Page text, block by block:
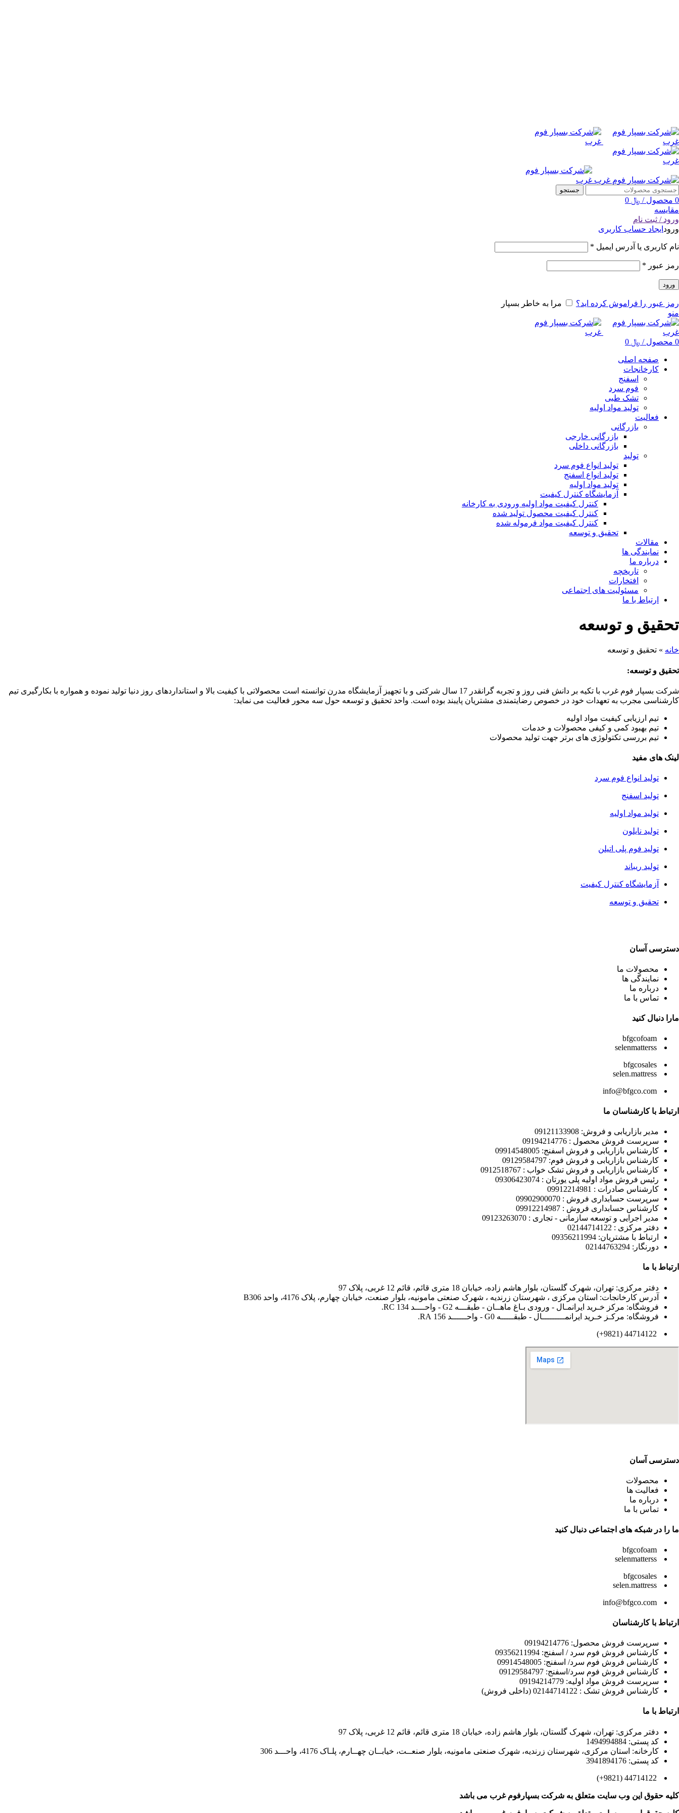
جستجو
0 محصول / ﷼
مقایسه
ورود / ثبت نام
ورود ایجاد حساب کاربری
نام کاربری یا آدرس ایمیل *
رمز عبور *
ورود
رمز عبور را فراموش کرده اید؟
مرا به خاطر بسپار
منو
0 محصول / ﷼
صفحه اصلی
کارخانجات
اسفنج
فوم سرد
تشک طبی
تولید مواد اولیه
فعالیت
بازرگانی
بازرگانی خارجی
بازرگانی داخلی
تولید
تولید انواع فوم سرد
تولید انواع اسفنج
تولید مواد اولیه
آزمایشگاه کنترل کیفیت
کنترل کیفیت مواد اولیه ورودی به کارخانه
کنترل کیفیت محصول تولید شده
کنترل کیفیت مواد فرموله شده
تحقیق و توسعه
مقالات
نمایندگی ها
درباره ما
تاریخچه
افتخارات
مسئولیت های اجتماعی
ارتباط با ما
تحقیق و توسعه
خانه » تحقیق و توسعه
تحقیق و توسعه:
شرکت بسپار فوم غرب با تکیه بر دانش فنی روز و تجربه گرانقدر 17 سال شرکتی و با تجهیز آزمایشگاه مدرن توانسته است محصولاتی با کیفیت بالا و استانداردهای روز دنیا تولید نموده و همواره با بکارگیری تیم
کارشناسی مجرب به تعهدات خود در خصوص رضایتمندی مشتریان پایبند بوده است. واحد تحقیق و توسعه حول سه محور فعالیت می نماید:
تیم ارزیابی کیفیت مواد اولیه
تیم بهبود کمی و کیفی محصولات و خدمات
تیم بررسی تکتولوژی های برتر جهت تولید محصولات
لینک های مفید
تولید انواع فوم سرد
تولید اسفنج
تولید مواد اولیه
تولید نایلون
تولید فوم پلی اتیلن
تولید ریباند
آزمایشگاه کنترل کیفیت
تحقیق و توسعه
دسترسی آسان
محصولات ما
نمایندگی ها
درباره ما
تماس با ما
مارا دنبال کنید
bfgcofoam
selenmatterss
bfgcosales
selen.mattress
info@bfgco.com
ارتباط با کارشناسان ما
مدیر بازاریابی و فروش: 09121133908
سرپرست فروش محصول : 09194214776
کارشناس بازاریابی و فروش اسفنج: 09914548005
کارشناس بازاریابی و فروش فوم: 09129584797
کارشناس بازاریابی و فروش تشک خواب : 0912518767
رئیس فروش مواد اولیه پلی یورتان : 09306423074
کارشناس صادرات : 09912214981
سرپرست حسابداری فروش : 09902900070
کارشناس حسابداری فروش : 09912214987
مدیر اجرایی و توسعه سازمانی - تجاری : 09123263070
دفتر مرکزی : 02144714122
ارتباط با مشتریان: 09356211994
دورنگار: 02144763294
ارتباط با ما
دفتر مرکزی: تهران، شهرک گلستان، بلوار هاشم زاده، خیابان 18 متری قائم، قائم 12 غربی، پلاک 97
آدرس کارخانجات: استان مرکزی ، شهرستان زرندیه ، شهرک صنعتی مامونیه، بلوار صنعت، خیابان چهارم، پلاک 4176، واحد B306
فروشگاه: مرکز خـرید ایرانمـال - ورودی بـاغ ماهــان - طبقـــه G2 - واحــــد 134 RC.
فروشگاه: مرکـز خـرید ایرانمـــــــــال - طبقـــــه G0 - واحــــــد 156 RA.
44714122 (9821+)
دسترسی آسان
محصولات
فعالیت ها
درباره ما
تماس با ما
ما را در شبکه های اجتماعی دنبال کنید
bfgcofoam
selenmatterss
bfgcosales
selen.mattress
info@bfgco.com
ارتباط با کارشناسان
سرپرست فروش محصول: 09194214776
کارشناس فروش فوم سرد / اسفنج: 09356211994
کارشناس فروش فوم سرد/ اسفنج: 09914548005
کارشناس فروش فوم سرد/اسفنج: 09129584797
سرپرست فروش مواد اولیه: 09194214779
کارشناس فروش تشک : 02144714122 (داخلی فروش)
ارتباط با ما
دفتر مرکزی: تهران، شهرک گلستان، بلوار هاشم زاده، خیابان 18 متری قائم، قائم 12 غربی، پلاک 97
کد پستی: 1494994884
کارخانه: استان مرکزی، شهرستان زرندیه، شهرک صنعتی مامونیه، بلوار صنعــت، خیابــان چهــارم، پلـاک 4176، واحـــد 306
کد پستی: 3941894176
44714122 (9821+)
کلیه حقوق این وب سایت متعلق به شرکت بسپارفوم غرب می باشد